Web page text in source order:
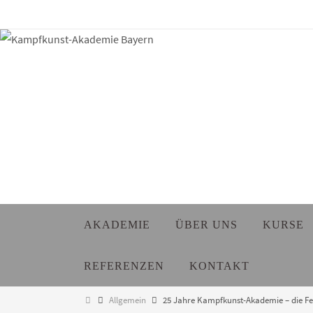
Inhalt
springen
AKADEMIE ÜBER UNS KURSE
REFERENZEN KONTAKT
StartAllgemein 25 Jahre Kampfkunst-Akademie – die